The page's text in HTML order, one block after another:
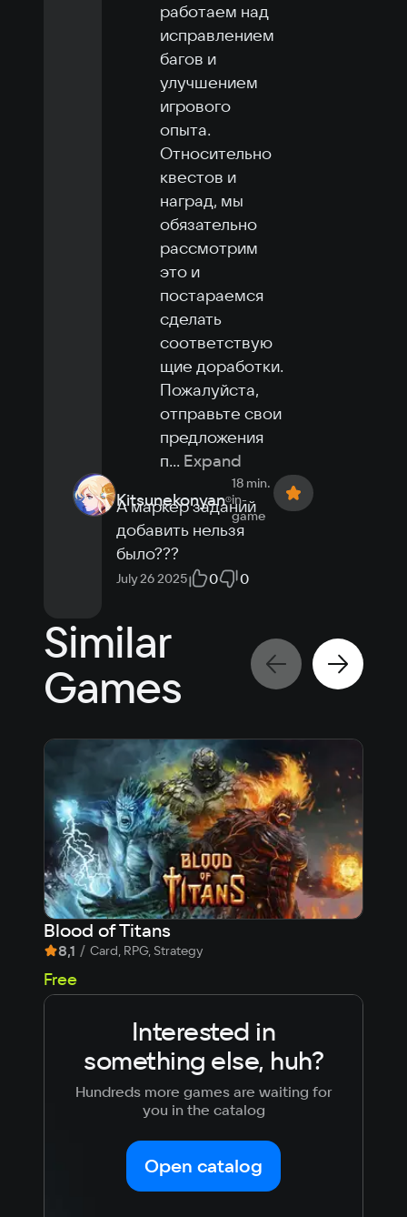
работаем над
исправлением
багов и
улучшением
игрового
опыта.
Относительно
квестов и
наград, мы
обязательно
рассмотрим
это и
постараемся
сделать
соответствую
щие доработки.
Пожалуйста,
отправьте свои
предложения
п... Expand
Kitsunekonyan
18 min.
in-
game
А маркер заданий
добавить нельзя
было???
July 26 2025 0 0
Similar
Games
Blood of Titans
8,1 / Card, RPG, Strategy
Free
Interested in
something else, huh?
Hundreds more games are waiting for
you in the catalog
Open catalog